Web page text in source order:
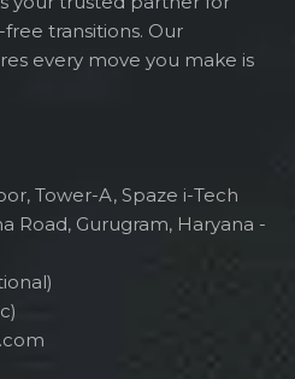
transitions. Our
every move you make is
Tower-A, Spaze i-Tech
Road, Gurugram, Haryana -